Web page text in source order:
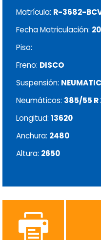
Matrícula: R-3682-
Fecha Matriculación:
Piso:
Freno: DISCO
Suspensión:
Neumáticos: 385/55 R
Longitud: 13620
Anchura: 2480
Altura: 2650